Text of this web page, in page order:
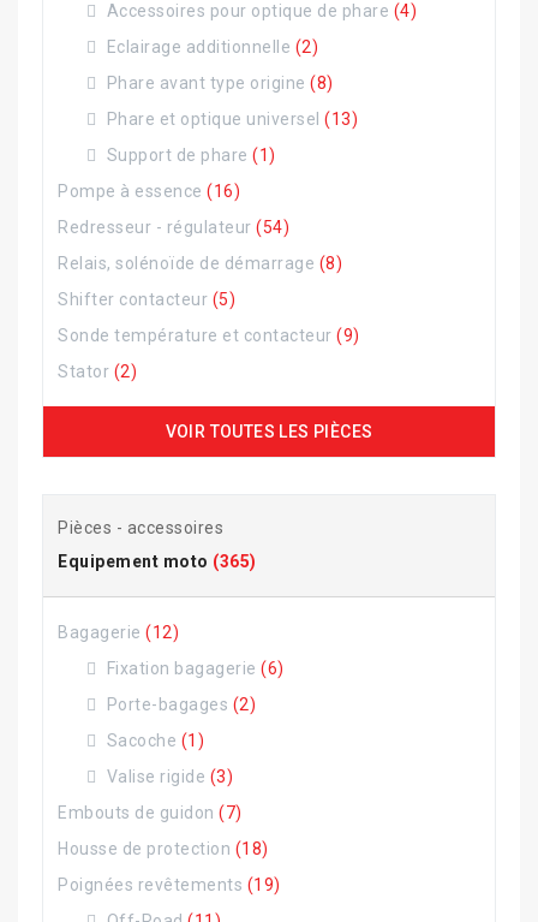
Accessoires pour optique de phare (4)
Eclairage additionnelle (2)
Phare avant type origine (8)
Phare et optique universel (13)
Support de phare (1)
Pompe à essence (16)
Redresseur - régulateur (54)
Relais, solénoïde de démarrage (8)
Shifter contacteur (5)
Sonde température et contacteur (9)
Stator (2)
VOIR TOUTES LES PIÈCES
Pièces - accessoires
Equipement moto (365)
Bagagerie (12)
Fixation bagagerie (6)
Porte-bagages (2)
Sacoche (1)
Valise rigide (3)
Embouts de guidon (7)
Housse de protection (18)
Poignées revêtements (19)